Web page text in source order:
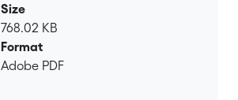
Size
768.02 KB
Format
Adobe PDF